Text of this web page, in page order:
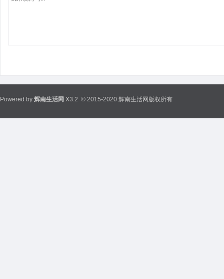
Powered by 辉南生活网 X3.2 © 2015-2020 辉南生活网版权所有